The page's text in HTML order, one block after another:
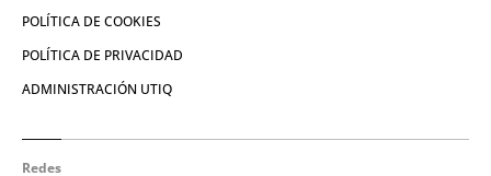
POLÍTICA DE COOKIES
POLÍTICA DE PRIVACIDAD
ADMINISTRACIÓN UTIQ
Redes